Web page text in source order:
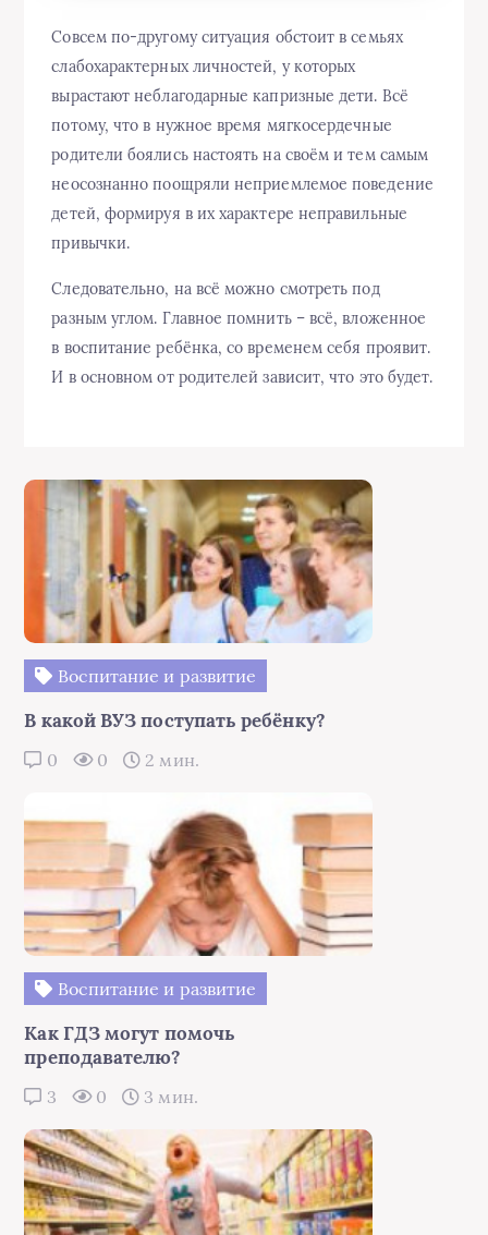
Совсем по-другому ситуация обстоит в семьях
слабохарактерных личностей, у которых
вырастают неблагодарные капризные дети. Всё
потому, что в нужное время мягкосердечные
родители боялись настоять на своём и тем самым
неосознанно поощряли неприемлемое поведение
детей, формируя в их характере неправильные
привычки.
Следовательно, на всё можно смотреть под
разным углом. Главное помнить – всё, вложенное
в воспитание ребёнка, со временем себя проявит.
И в основном от родителей зависит, что это будет.
Воспитание и развитие
В какой ВУЗ поступать ребёнку?
0 0 2 мин.
Воспитание и развитие
Как ГДЗ могут помочь
преподавателю?
3 0 3 мин.